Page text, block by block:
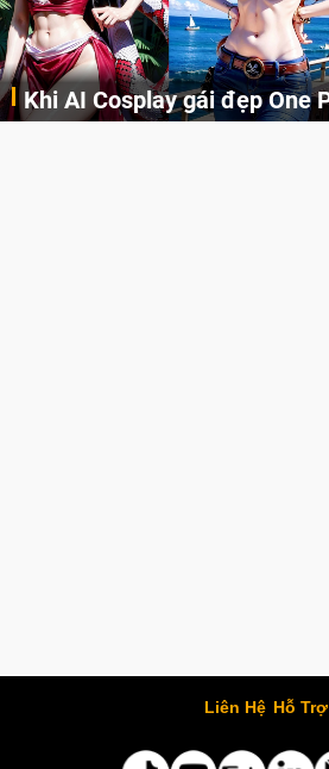
Cosplay Xiangling siêu cute
Liên Hệ Hỗ Trợ